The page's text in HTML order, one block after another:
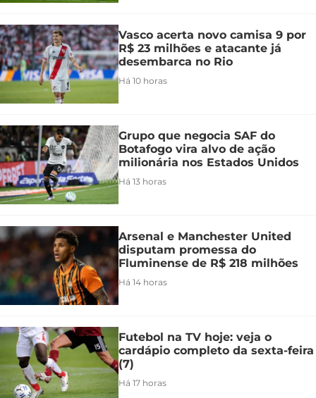
Vasco acerta novo camisa 9 por
R$ 23 milhões e atacante já
desembarca no Rio
Há 10 horas
Grupo que negocia SAF do
Botafogo vira alvo de ação
milionária nos Estados Unidos
Há 13 horas
Arsenal e Manchester United
disputam promessa do
Fluminense de R$ 218 milhões
Há 14 horas
Futebol na TV hoje: veja o
cardápio completo da sexta-feira
(7)
Há 17 horas